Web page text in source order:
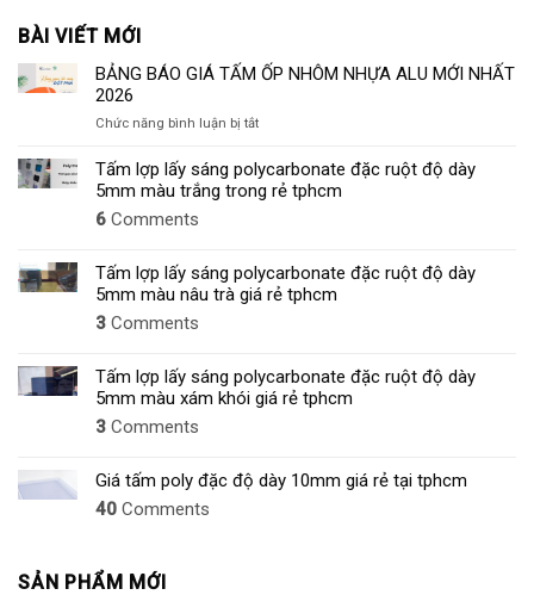
BÀI VIẾT MỚI
BẢNG BÁO GIÁ TẤM ỐP NHÔM NHỰA ALU MỚI NHẤT
2026
Chức năng bình luận bị tắtở
BÁO
GIÁ
TẤM
NHỰA
ALU
MỚI
Tấm lợp lấy sáng polycarbonate đặc ruột độ dày
5mm màu trắng trong rẻ tphcm
6 Comments
Tấm lợp lấy sáng polycarbonate đặc ruột độ dày
5mm màu nâu trà giá rẻ tphcm
3 Comments
Tấm lợp lấy sáng polycarbonate đặc ruột độ dày
5mm màu xám khói giá rẻ tphcm
3 Comments
Giá tấm poly đặc độ dày 10mm giá rẻ tại tphcm
40 Comments
SẢN PHẨM MỚI